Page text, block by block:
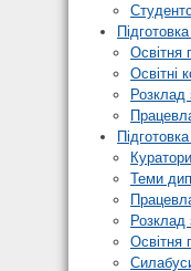
Освітня
Освітні
Розклад
Теми
Розклад
Освітня